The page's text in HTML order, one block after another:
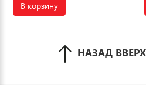
В корзину
НАЗАД